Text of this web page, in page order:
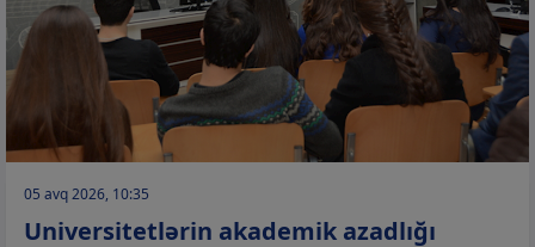
05 avq 2026, 10:35
Universitetlərin akademik azadlığı